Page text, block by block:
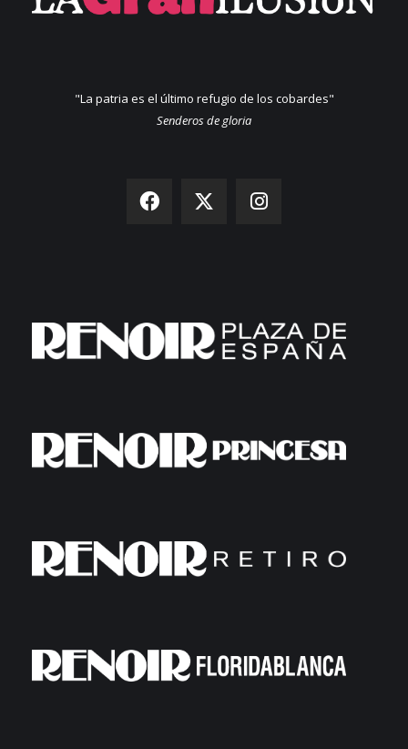
"La patria es el último refugio de los cobardes"
Senderos de gloria